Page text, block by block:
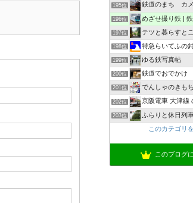
195位 鉄道のまち カ
196位 めざせ撮り鉄 |
197位 テツと暮らすと
198位 特急らいてふの
199位 ゆる鉄写真帖
200位 鉄道でおでかけ
201位 でんしゃのきも
202位 京阪電車 大津線
203位
ふらりと休日列
このカテゴリ
このブログ